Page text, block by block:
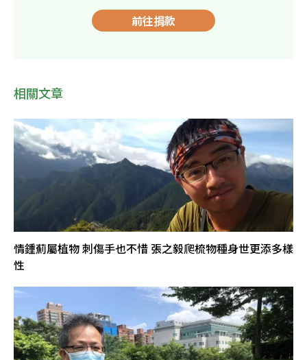
前往捐款
相關文章
情鍾薊屬植物 刺傷手也不惜 張之毅爬梳物種身世更添多樣
性